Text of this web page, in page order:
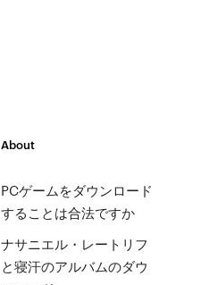
About
PCゲームをダウンロード
することは合法ですか
ナサニエル・レートリフ
と寝汗のアルバムのダウ